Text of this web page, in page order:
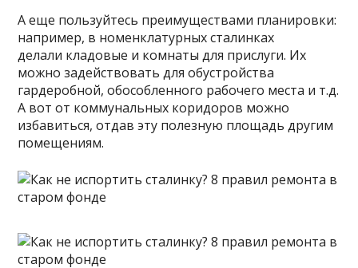
А еще пользуйтесь преимуществами планировки:
например, в номенклатурных сталинках
делали кладовые и комнаты для прислуги. Их
можно задействовать для обустройства
гардеробной, обособленного рабочего места и т.д.
А вот от коммунальных коридоров можно
избавиться, отдав эту полезную площадь другим
помещениям.